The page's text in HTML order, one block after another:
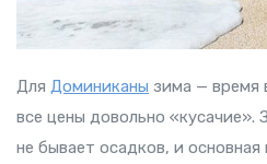
Для Доминиканы зима — время
все цены довольно «кусачие».
не бывает осадков, и